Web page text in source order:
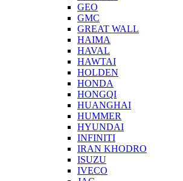
GEO
GMC
GREAT WALL
HAIMA
HAVAL
HAWTAI
HOLDEN
HONDA
HONGQI
HUANGHAI
HUMMER
HYUNDAI
INFINITI
IRAN KHODRO
ISUZU
IVECO